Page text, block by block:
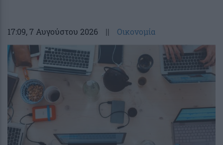
17:09, 7 Αυγούστου 2026 || Οικονομία